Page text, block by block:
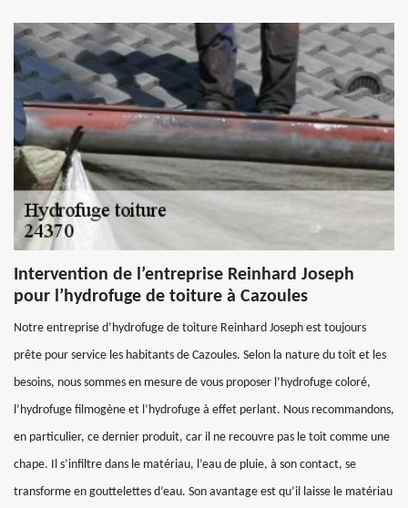
Intervention de l’entreprise Reinhard Joseph
pour l’hydrofuge de toiture à Cazoules
Notre entreprise d’hydrofuge de toiture Reinhard Joseph est toujours
prête pour service les habitants de Cazoules. Selon la nature du toit et les
besoins, nous sommes en mesure de vous proposer l’hydrofuge coloré,
l’hydrofuge filmogène et l’hydrofuge à effet perlant. Nous recommandons,
en particulier, ce dernier produit, car il ne recouvre pas le toit comme une
chape. Il s’infiltre dans le matériau, l’eau de pluie, à son contact, se
transforme en gouttelettes d’eau. Son avantage est qu’il laisse le matériau